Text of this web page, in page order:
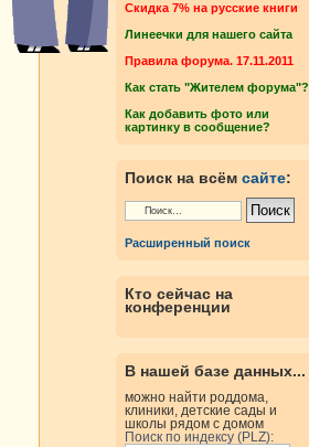
Cкидка 7% на русские книги
Линеечки для нашего сайта
Правила форума. 17.11.2011
Как стать "Жителем форума"?
Как добавить фото или
картинку в сообщение?
Поиск на всём сайте:
Расширенный поиск
Кто сейчас на
конференции
В нашей базе данных...
можно найти роддома,
клиники, детские сады и
школы рядом с домом
Поиск по индексу (PLZ):